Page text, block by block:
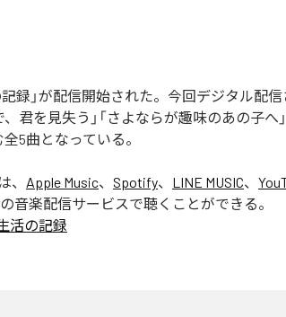
録」が配信開始された。今回デジタル配信
、君を見失う」「さよならが趣味のあの子へ
全5曲となっている。
、 Apple Music、 Spotify、 LINE MUSIC、
音楽配信サービスで聴くことができる。
活の記録